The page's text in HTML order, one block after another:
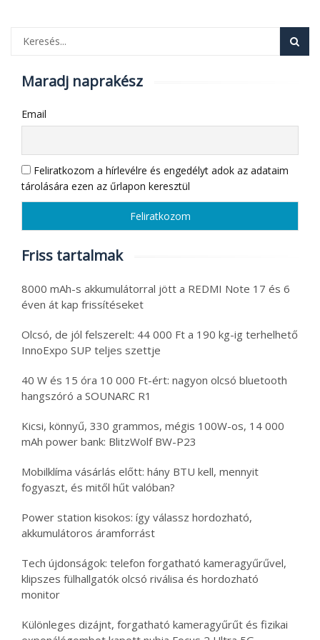
Maradj naprakész
Email
Feliratkozom a hírlevélre és engedélyt adok az adataim
tárolására ezen az űrlapon keresztül
Friss tartalmak
8000 mAh-s akkumulátorral jött a REDMI Note 17 és 6
éven át kap frissítéseket
Olcsó, de jól felszerelt: 44 000 Ft a 190 kg-ig terhelhető
InnoExpo SUP teljes szettje
40 W és 15 óra 10 000 Ft-ért: nagyon olcsó bluetooth
hangszóró a SOUNARC R1
Kicsi, könnyű, 330 grammos, mégis 100W-os, 14 000
mAh power bank: BlitzWolf BW-P23
Mobilklíma vásárlás előtt: hány BTU kell, mennyit
fogyaszt, és mitől hűt valóban?
Power station kisokos: így válassz hordozható,
akkumulátoros áramforrást
Tech újdonságok: telefon forgatható kameragyűrűvel,
klipszes fülhallgatók olcsó riválisa és hordozható
monitor
Különleges dizájnt, forgatható kameragyűrűt és fizikai